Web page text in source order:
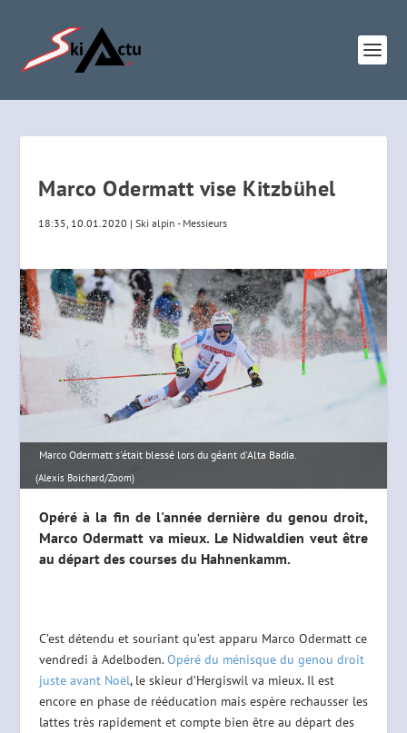
Marco Odermatt vise Kitzbühel
18:35, 10.01.2020 |Ski alpin - Messieurs
Marco Odermatt s'était blessé lors du géant d'Alta Badia.
(Alexis Boichard/Zoom)
Opéré à la fin de l'année dernière du genou droit,
Marco Odermatt va mieux. Le Nidwaldien veut être
au départ des courses du Hahnenkamm.
C’est détendu et souriant qu’est apparu Marco Odermatt ce
vendredi à Adelboden.Opéré du ménisque du genou droit
juste avant Noël, le skieur d’Hergiswil va mieux. Il est
encore en phase de rééducation mais espère rechausser les
lattes très rapidement et compte bien être au départ des